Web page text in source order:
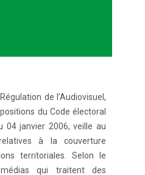
de l’Audiovisuel,
du Code électoral
04 janvier 2006, veille au
à la couverture
territoriales. Selon le
qui traitent des